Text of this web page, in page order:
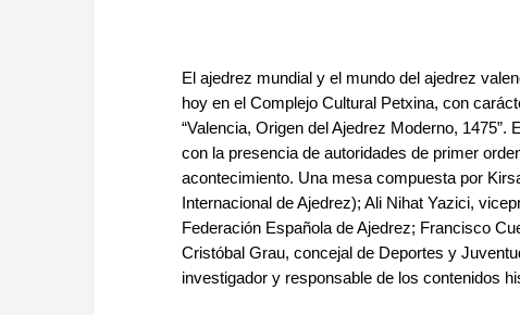
El ajedrez mundial y el mundo del ajedrez
hoy en el Complejo Cultural Petxina, con
“Valencia, Origen del Ajedrez Moderno,
con la presencia de autoridades de primer
acontecimiento. Una mesa compuesta por
Internacional de Ajedrez); Ali Nihat Yazici,
Federación Española de Ajedrez; Francisco
Cristóbal Grau, concejal de Deportes y
investigador y responsable de los contenidos